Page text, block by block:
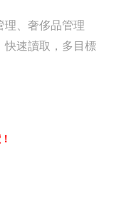
理、奢侈品管理
快速讀取，多目標